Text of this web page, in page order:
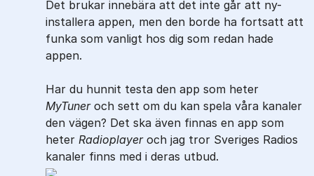
Det brukar innebära att det inte går att ny-
installera appen, men den borde ha fortsatt att
funka som vanligt hos dig som redan hade
appen.
Har du hunnit testa den app som heter
MyTuneroch sett om du kan spela våra kanaler
den vägen? Det ska även finnas en app som
heter Radioplayer och jag tror Sveriges Radios
kanaler finns med i deras utbud.